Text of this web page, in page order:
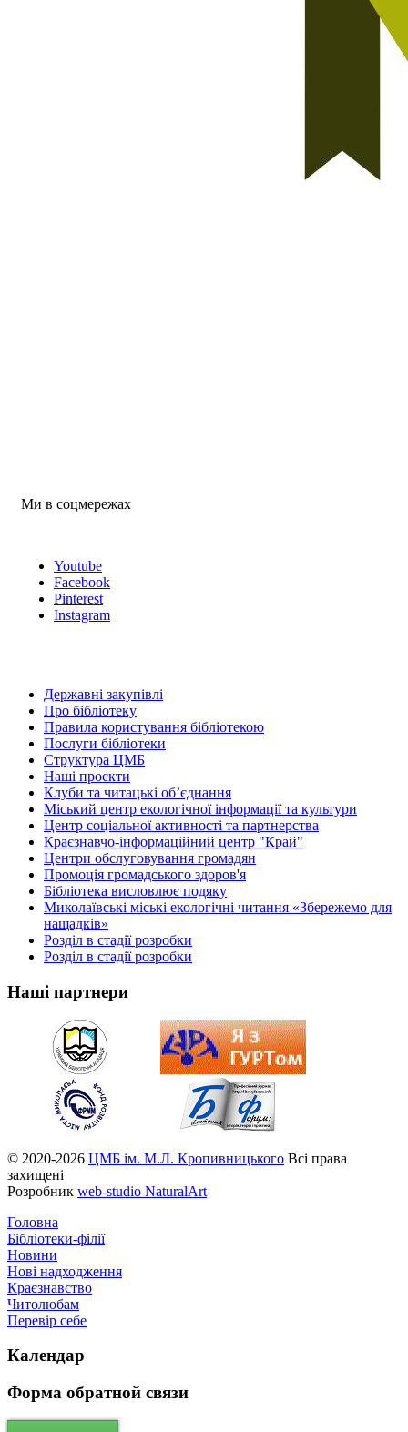
Ми в соцмережах
Youtube
Facebook
Pinterest
Instagram
Державні закупівлі
Про бібліотеку
Правила користування бібліотекою
Послуги бібліотеки
Структура ЦМБ
Наші проєкти
Клуби та читацькі об’єднання
Міський центр екологічної інформації та культури
Центр соціальної активності та партнерства
Краєзнавчо-інформаційний центр "Край"
Центри обслуговування громадян
Промоція громадського здоров'я
Бібліотека висловлює подяку
Миколаївські міські екологічні читання «Збережемо для
нащадків»
Розділ в стадії розробки
Розділ в стадії розробки
Наші партнери
© 2020-2026 ЦМБ ім. М.Л. Кропивницького Всі права
захищені
Розробник web-studio NaturalArt
Головна
Бібліотеки-філії
Новини
Нові надходження
Краєзнавство
Читолюбам
Перевір себе
Календар
Форма обратной связи